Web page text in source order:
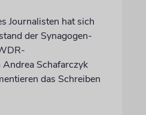
Journalisten hat sich
der Synagogen-
Schafarczyk
das Schreiben